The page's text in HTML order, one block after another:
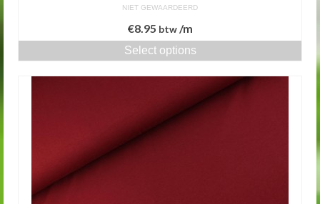
NIET GEWAARDEERD
€8.95 btw/m
Select options